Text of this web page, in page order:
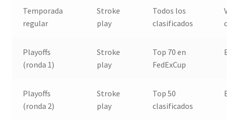
Temporada
regular
Stroke
play
Todos los
clasificados
Playoffs
(ronda 1)
Stroke
play
Top 70 en
FedExCup
Playoffs
(ronda 2)
Stroke
play
Top 50
clasificados